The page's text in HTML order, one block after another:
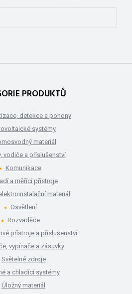
PRODUKTŮ
detekce a pohony
systémy
materiál
vodiče a příslušenství
Komunikace
a měřící přístroje
materiál
Osvětlení
Rozvaděče
přístroje a příslušenství
vypínače a zásuvky
Světelné zdroje
a chladící systémy
Úložný materiál